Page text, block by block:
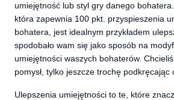
umiejętność lub styl gry danego bohatera.
która zapewnia 100 pkt. przyspieszenia
bohatera, jest idealnym przykładem
spodobało wam się jako sposób na
umiejętności waszych bohaterów.
pomysł, tylko jeszcze trochę podkręcając
Ulepszenia umiejętności to te, które